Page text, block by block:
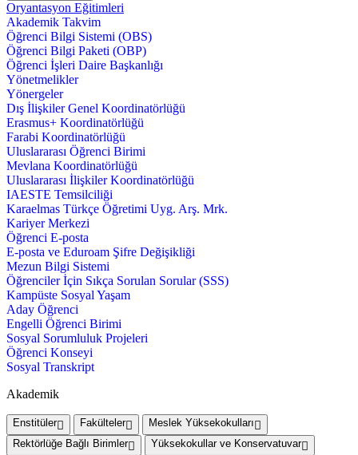
Oryantasyon Eğitimleri
Akademik Takvim
Öğrenci Bilgi Sistemi (OBS)
Öğrenci Bilgi Paketi (OBP)
Öğrenci İşleri Daire Başkanlığı
Yönetmelikler
Yönergeler
Dış İlişkiler Genel Koordinatörlüğü
Erasmus+ Koordinatörlüğü
Farabi Koordinatörlüğü
Uluslararası Öğrenci Birimi
Mevlana Koordinatörlüğü
Uluslararası İlişkiler Koordinatörlüğü
IAESTE Temsilciliği
Karaelmas Türkçe Öğretimi Uyg. Arş. Mrk.
Kariyer Merkezi
Öğrenci E-posta
E-posta ve Eduroam Şifre Değişikliği
Mezun Bilgi Sistemi
Öğrenciler İçin Sıkça Sorulan Sorular (SSS)
Kampüste Sosyal Yaşam
Aday Öğrenci
Engelli Öğrenci Birimi
Sosyal Sorumluluk Projeleri
Öğrenci Konseyi
Sosyal Transkript
Akademik
Enstitüler Fakülteler
Meslek Yüksekokulları
Rektörlüğe Bağlı Birimler
Yüksekokullar ve Konservatuvar